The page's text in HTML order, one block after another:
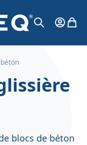
MonMon
blocs de béton